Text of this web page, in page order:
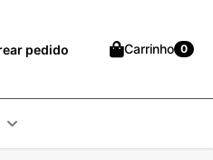
pedido Carrinho 0